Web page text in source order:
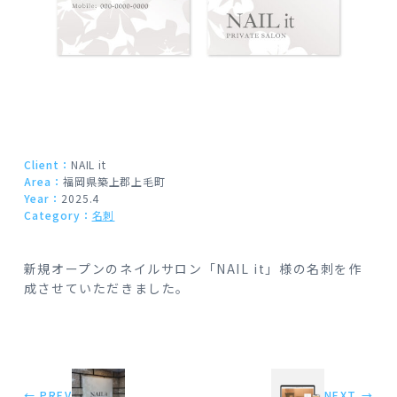
Client： NAIL it
Area： 福岡県築上郡上毛町
Year： 2025.4
Category： 名刺
新規オープンのネイルサロン「NAIL it」様の名刺を作
成させていただきました。